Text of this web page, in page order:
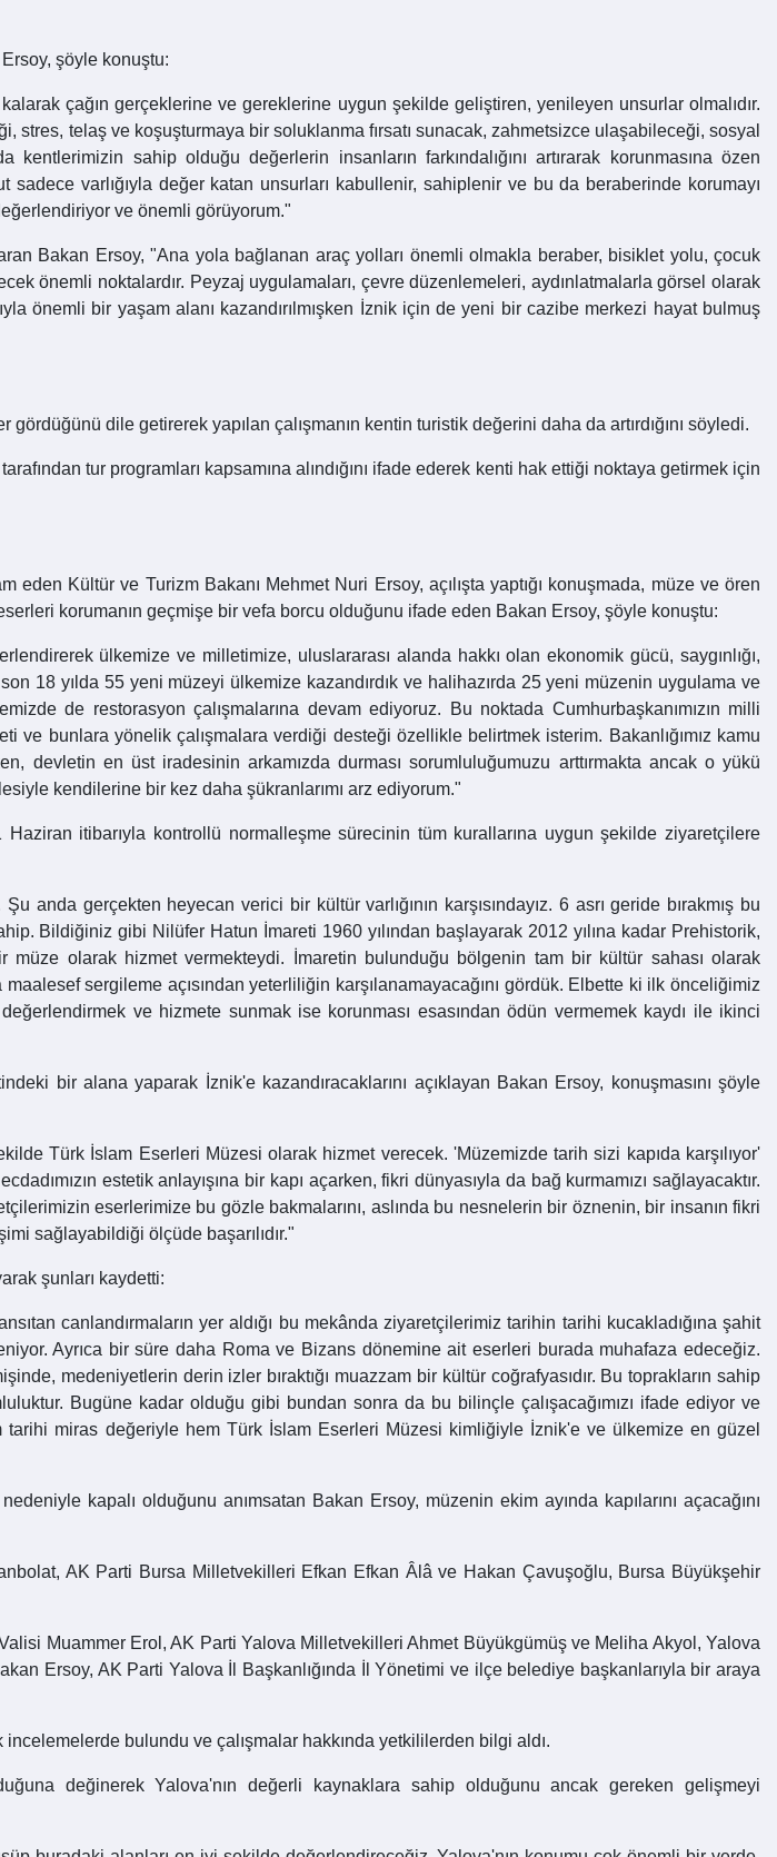
şöyle konuştu:
çağın gerçeklerine ve gereklerine uygun şekilde geliştiren, yenileyen unsurlar olmalıdır.
stres, telaş ve koşuşturmaya bir soluklanma fırsatı sunacak, zahmetsizce ulaşabileceği, sosyal
sahip olduğu değerlerin insanların farkındalığını artırarak korunmasına özen
sadece varlığıyla değer katan unsurları kabullenir, sahiplenir ve bu da beraberinde korumayı
ve önemli görüyorum."
Bakan Ersoy, "Ana yola bağlanan araç yolları önemli olmakla beraber, bisiklet yolu, çocuk
önemli noktalardır. Peyzaj uygulamaları, çevre düzenlemeleri, aydınlatmalarla görsel olarak
önemli bir yaşam alanı kazandırılmışken İznik için de yeni bir cazibe merkezi hayat bulmuş
dile getirerek yapılan çalışmanın kentin turistik değerini daha da artırdığını söyledi.
tur programları kapsamına alındığını ifade ederek kenti hak ettiği noktaya getirmek için
eden Kültür ve Turizm Bakanı Mehmet Nuri Ersoy, açılışta yaptığı konuşmada, müze ve ören
korumanın geçmişe bir vefa borcu olduğunu ifade eden Bakan Ersoy, şöyle konuştu:
ülkemize ve milletimize, uluslararası alanda hakkı olan ekonomik gücü, saygınlığı,
18 yılda 55 yeni müzeyi ülkemize kazandırdık ve halihazırda 25 yeni müzenin uygulama ve
de restorasyon çalışmalarına devam ediyoruz. Bu noktada Cumhurbaşkanımızın milli
ve bunlara yönelik çalışmalara verdiği desteği özellikle belirtmek isterim. Bakanlığımız kamu
devletin en üst iradesinin arkamızda durması sorumluluğumuzu arttırmakta ancak o yükü
kendilerine bir kez daha şükranlarımı arz ediyorum."
itibarıyla kontrollü normalleşme sürecinin tüm kurallarına uygun şekilde ziyaretçilere
gerçekten heyecan verici bir kültür varlığının karşısındayız. 6 asrı geride bırakmış bu
Bildiğiniz gibi Nilüfer Hatun İmareti 1960 yılından başlayarak 2012 yılına kadar Prehistorik,
olarak hizmet vermekteydi. İmaretin bulunduğu bölgenin tam bir kültür sahası olarak
sergileme açısından yeterliliğin karşılanamayacağını gördük. Elbette ki ilk önceliğimiz
ve hizmete sunmak ise korunması esasından ödün vermemek kaydı ile ikinci
bir alana yaparak İznik'e kazandıracaklarını açıklayan Bakan Ersoy, konuşmasını şöyle
Türk İslam Eserleri Müzesi olarak hizmet verecek. 'Müzemizde tarih sizi kapıda karşılıyor'
estetik anlayışına bir kapı açarken, fikri dünyasıyla da bağ kurmamızı sağlayacaktır.
eserlerimize bu gözle bakmalarını, aslında bu nesnelerin bir öznenin, bir insanın fikri
sağlayabildiği ölçüde başarılıdır."
şunları kaydetti:
canlandırmaların yer aldığı bu mekânda ziyaretçilerimiz tarihin tarihi kucakladığına şahit
Ayrıca bir süre daha Roma ve Bizans dönemine ait eserleri burada muhafaza edeceğiz.
medeniyetlerin derin izler bıraktığı muazzam bir kültür coğrafyasıdır. Bu toprakların sahip
Bugüne kadar olduğu gibi bundan sonra da bu bilinçle çalışacağımızı ifade ediyor ve
miras değeriyle hem Türk İslam Eserleri Müzesi kimliğiyle İznik'e ve ülkemize en güzel
kapalı olduğunu anımsatan Bakan Ersoy, müzenin ekim ayında kapılarını açacağını
AK Parti Bursa Milletvekilleri Efkan Efkan Âlâ ve Hakan Çavuşoğlu, Bursa Büyükşehir
Muammer Erol, AK Parti Yalova Milletvekilleri Ahmet Büyükgümüş ve Meliha Akyol, Yalova
Ersoy, AK Parti Yalova İl Başkanlığında İl Yönetimi ve ilçe belediye başkanlarıyla bir araya
bulundu ve çalışmalar hakkında yetkililerden bilgi aldı.
değinerek Yalova'nın değerli kaynaklara sahip olduğunu ancak gereken gelişmeyi